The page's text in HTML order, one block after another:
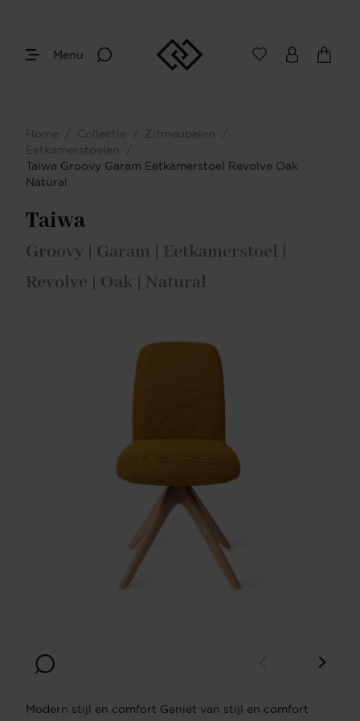
Menu
Home / Collectie / Zitmeubelen
/
Eetkamerstoelen
/
Taiwa Groovy Garam Eetkamerstoel Revolve Oak
Natural
Taiwa
Groovy | Garam | Eetkamerstoel |
Revolve | Oak | Natural
Modern stijl en comfort Geniet van stijl en comfort